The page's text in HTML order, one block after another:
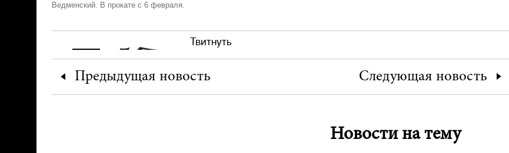
Ведменский. В прокате с 6 февраля.
Твитнуть
Предыдущая новость Следующая новость
Новости на тему